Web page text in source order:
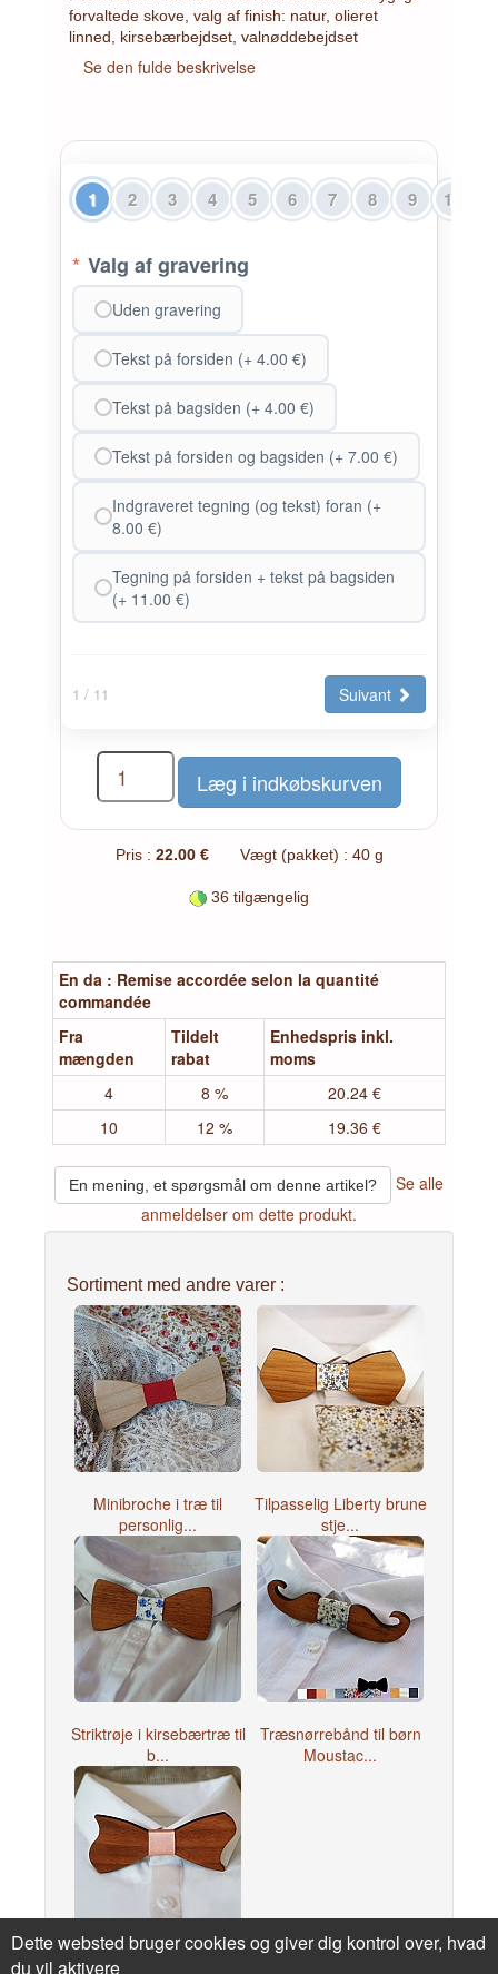
forvaltede skove, valg af finish: natur, olieret
linned, kirsebærbejdset, valnøddebejdset
Se den fulde beskrivelse
1 2 3 4 5 6 7 8 9 10
* Valg af gravering
Uden gravering
Tekst på forsiden (+ 4.00 €)
Tekst på bagsiden (+ 4.00 €)
Tekst på forsiden og bagsiden (+ 7.00 €)
Indgraveret tegning (og tekst) foran (+
8.00 €)
Tegning på forsiden + tekst på bagsiden
(+ 11.00 €)
1 / 11 Suivant
Pris : 22.00 € Vægt (pakket) : 40 g
36 tilgængelig
En da : Remise accordée selon la quantité
commandée
Fra
mængden
Tildelt
rabat
Enhedspris inkl.
moms
4
8 %
20.24 €
10
12 % 19.36 €
En mening, et spørgsmål om denne artikel?
Se alle
anmeldelser om dette produkt.
Sortiment med andre varer :
Minibroche i træ til
personlig...
Tilpasselig Liberty brune
stje...
Striktrøje i kirsebærtræ til
b...
Træsnørrebånd til børn
Moustac...
Asymmetrisk butterfly i
Dette websted bruger cookies og giver dig kontrol over, hvad
du vil aktivere